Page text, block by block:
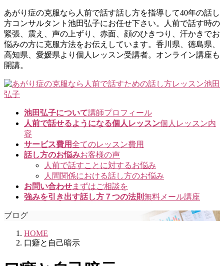
コ
ン
テ
ン
ツ
に
動
ナ
ビ
ゲ
ー
シ
ョ
に
移
あがり症の克服なら人前で話す話し方を指導して40年の話し
方コンサルタント池田弘子にお任せ下さい。人前で話す時の
緊張、震え、声の上ずり、赤面、顔のひきつり、汗かきでお
悩みの方に克服方法をお伝えしています。香川県、徳島県、
高知県、愛媛県より個人レッスン受講者。オンライン講座も
開講。
池田弘子について講師プロフィール
人前で話せるようになる個人レッスン個人レッスン内
容
サービス費用全てのレッスン費用
話し方のお悩みお客様の声
人前で話すことに対するお悩み
人間関係における話し方のお悩み
お問い合わせまずはご相談を
強みを引き出す話し方７つの法則無料メール講座
ブログ
HOME
口癖と自己暗示